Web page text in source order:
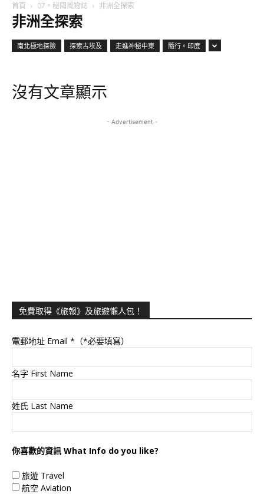
首頁 07。秘國風物誌 非洲全探索
非洲全探索
南北極地探險 探索古埃及 走進神秘中東 隨行。印度
沒有文章顯示
- Advertisement -
免費取得《旅報》及旅遊懶人包！
電郵地址 Email *（*必要填寫）
名字 First Name
姓氏 Last Name
你喜歡的資訊 What Info do you like?
旅遊 Travel
航空 Aviation